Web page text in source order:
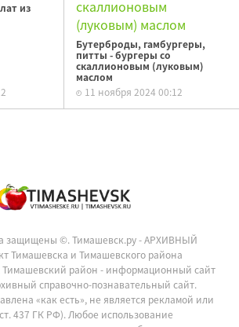
из
Бутерброды, гамбургеры,
питты - бургеры со
скаллионовым (луковым)
маслом
11 ноября 2024 00:12
защищены ©.Тимашевск.ру - АРХИВНЫЙ
Тимашевска и Тимашевского района
Тимашевский район - информационный сайт
справочно-познавательный сайт.
«как есть», не является рекламой или
437 ГК РФ). Любое использование